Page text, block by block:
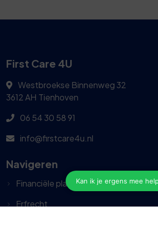
First Care 4U
Westbroekse Binnenweg 32
3612 AH Tienhoven
06 54 30 58 91
info@firstcare4u.nl
Navigeren
Financiële planning
Erfrecht